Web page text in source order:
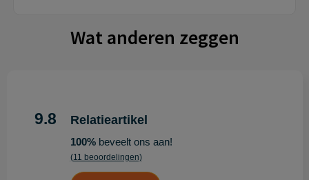
Wat anderen zeggen
9.8 Relatieartikel
100%beveelt ons aan!
(11 beoordelingen)